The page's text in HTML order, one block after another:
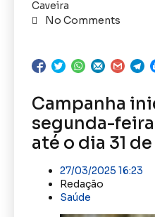
No Comments
Campanha
segunda-feira
até o dia 31
27/03/2025 16:23
Redação
Saúde